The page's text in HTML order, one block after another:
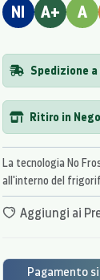
NI A+ A
Spedizione
Ritiro in
La tecnologia No
all'interno del
Aggiungi ai
Pagamento